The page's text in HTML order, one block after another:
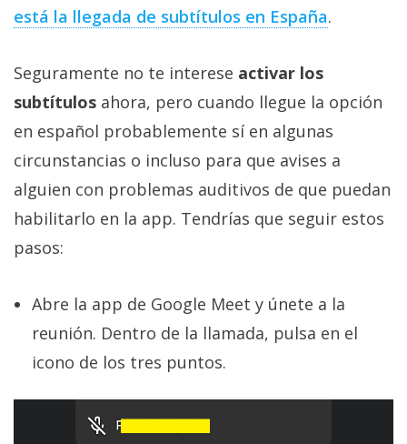
Aviso
El medio de
comunicación
digital donde
encontrarás
noticias sobre
tecnología,
móviles,
ordenadores,
apps,
videojuegos,
comparativas,
trucos y
Informático
Algunos
está la llegada de subtítulos en España.
Seguramente no te interese activar los
subtítulos ahora, pero cuando llegue la opción
en español probablemente sí en algunas
circunstancias o incluso para que avises a
alguien con problemas auditivos de que puedan
habilitarlo en la app. Tendrías que seguir estos
pasos:
Abre la app de Google Meet y únete a la
reunión. Dentro de la llamada, pulsa en el
icono de los tres puntos.